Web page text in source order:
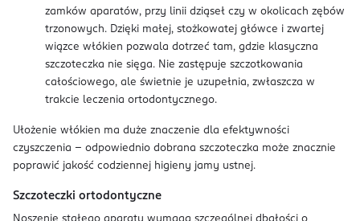
zamków aparatów, przy linii dziąseł czy w okolicach zębów
trzonowych. Dzięki małej, stożkowatej główce i zwartej
wiązce włókien pozwala dotrzeć tam, gdzie klasyczna
szczoteczka nie sięga. Nie zastępuje szczotkowania
całościowego, ale świetnie je uzupełnia, zwłaszcza w
trakcie leczenia ortodontycznego.
Ułożenie włókien ma duże znaczenie dla efektywności
czyszczenia – odpowiednio dobrana szczoteczka może znacznie
poprawić jakość codziennej higieny jamy ustnej.
Szczoteczki ortodontyczne